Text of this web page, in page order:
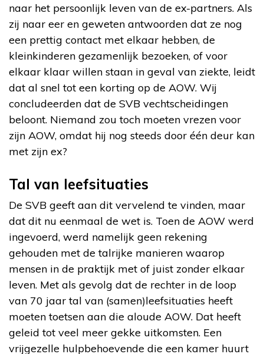
naar het persoonlijk leven van de ex-partners. Als
zij naar eer en geweten antwoorden dat ze nog
een prettig contact met elkaar hebben, de
kleinkinderen gezamenlijk bezoeken, of voor
elkaar klaar willen staan in geval van ziekte, leidt
dat al snel tot een korting op de AOW. Wij
concludeerden dat de SVB vechtscheidingen
beloont. Niemand zou toch moeten vrezen voor
zijn AOW, omdat hij nog steeds door één deur kan
met zijn ex?
Tal van leefsituaties
De SVB geeft aan dit vervelend te vinden, maar
dat dit nu eenmaal de wet is. Toen de AOW werd
ingevoerd, werd namelijk geen rekening
gehouden met de talrijke manieren waarop
mensen in de praktijk met of juist zonder elkaar
leven. Met als gevolg dat de rechter in de loop
van 70 jaar tal van (samen)leefsituaties heeft
moeten toetsen aan die aloude AOW. Dat heeft
geleid tot veel meer gekke uitkomsten. Een
vrijgezelle hulpbehoevende die een kamer huurt